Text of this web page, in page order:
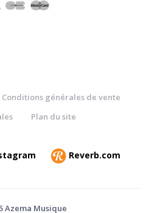
Conditions générales de vente
Plan du site
Reverb.com
Azema Musique